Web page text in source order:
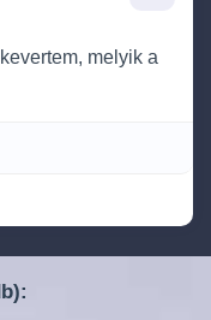
melyik a